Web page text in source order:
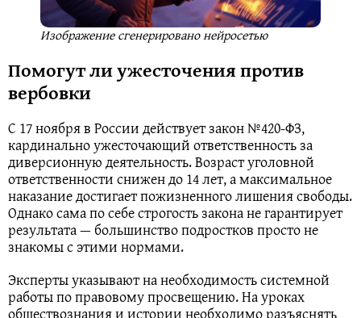
Изображение сгенерировано нейросетью
Помогут ли ужесточения против
вербовки
С 17 ноября в России действует закон №420-ФЗ,
кардинально ужесточающий ответственность за
диверсионную деятельность. Возраст уголовной
ответственности снижен до 14 лет, а максимальное
наказание достигает пожизненного лишения свободы.
Однако сама по себе строгость закона не гарантирует
результата — большинство подростков просто не
знакомы с этими нормами.
Эксперты указывают на необходимость системной
работы по правовому просвещению. На уроках